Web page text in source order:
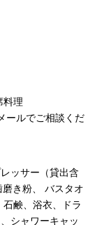
料理
ールでご相談くだ
ッサー（貸出含
き粉、 バスタオ
鹸、浴衣、ドラ
シャワーキャッ